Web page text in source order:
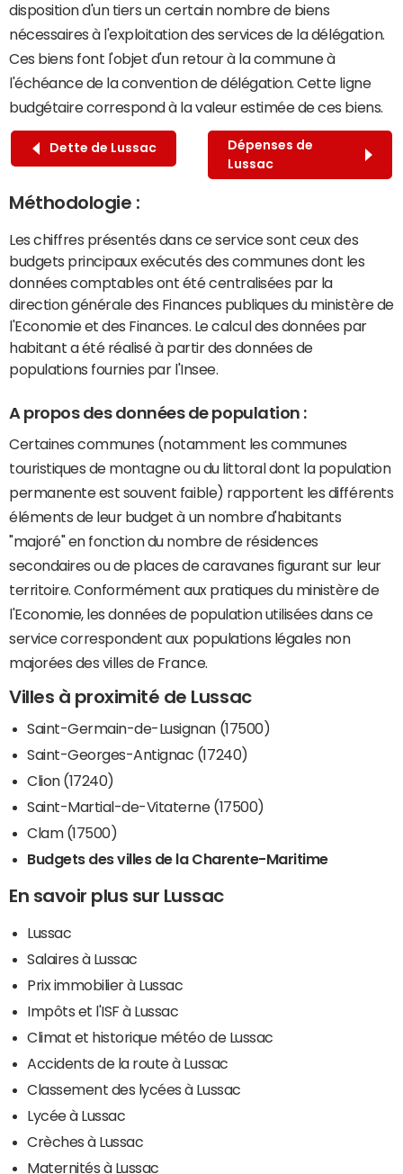
disposition d'un tiers un certain nombre de biens
nécessaires à l'exploitation des services de la délégation.
Ces biens font l'objet d'un retour à la commune à
l'échéance de la convention de délégation. Cette ligne
budgétaire correspond à la valeur estimée de ces biens.
Dette de Lussac
Dépenses de
Lussac
Méthodologie :
Les chiffres présentés dans ce service sont ceux des
budgets principaux exécutés des communes dont les
données comptables ont été centralisées par la
direction générale des Finances publiques du ministère de
l'Economie et des Finances. Le calcul des données par
habitant a été réalisé à partir des données de
populations fournies par l'Insee.
A propos des données de population :
Certaines communes (notamment les communes
touristiques de montagne ou du littoral dont la population
permanente est souvent faible) rapportent les différents
éléments de leur budget à un nombre d'habitants
"majoré" en fonction du nombre de résidences
secondaires ou de places de caravanes figurant sur leur
territoire. Conformément aux pratiques du ministère de
l'Economie, les données de population utilisées dans ce
service correspondent aux populations légales non
majorées des villes de France.
Villes à proximité de Lussac
Saint-Germain-de-Lusignan (17500)
Saint-Georges-Antignac (17240)
Clion (17240)
Saint-Martial-de-Vitaterne (17500)
Clam (17500)
Budgets des villes de la Charente-Maritime
En savoir plus sur Lussac
Lussac
Salaires à Lussac
Prix immobilier à Lussac
Impôts et l'ISF à Lussac
Climat et historique météo de Lussac
Accidents de la route à Lussac
Classement des lycées à Lussac
Lycée à Lussac
Crèches à Lussac
Maternités à Lussac